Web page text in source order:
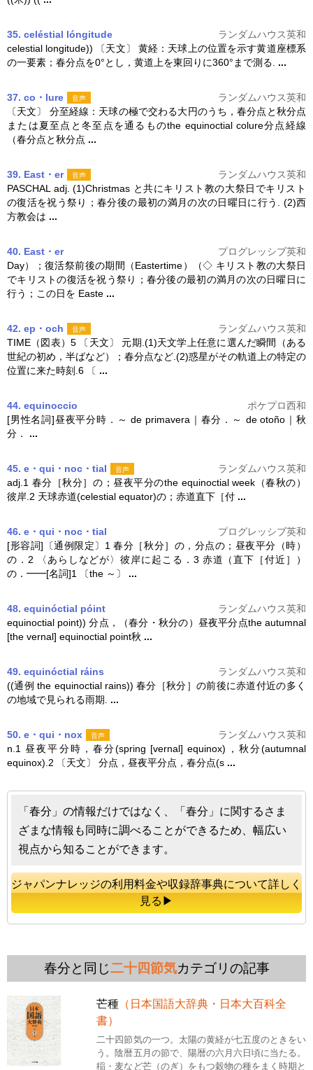
35. celéstial lóngitude
ランダムハウス英和
celestial longitude)) 〔天文〕 黄経：天球上の位置を示す黄道座標系
の一要素； 春分点を0°とし，黄道上を東回りに360°まで測る. ...
37. co・lure 音声
ランダムハウス英和
〔天文〕 分至経線：天球の極で交わる大円のうち，春分点と秋分点
または夏至点と冬至点を通るものthe equinoctial colure分点経線
（春分点と秋分点 ...
39. East・er 音声
ランダムハウス英和
PASCHAL adj. (1)Christmas と共にキリスト教の大祭日でキリスト
の復活を祝う祭り； 春分後の最初の満月の次の日曜日に行う. (2)西
方教会は ...
40. East・er
プログレッシブ英和
Day）；復活祭前後の期間（Eastertime）（◇ キリスト教の大祭日
でキリストの復活を祝う祭り； 春分後の最初の満月の次の日曜日に
行う；この日を Easte ...
42. ep・och 音声
ランダムハウス英和
TIME（図表）5 〔天文〕 元期.(1)天文学上任意に選んだ瞬間（ある
世紀の初め，半ばなど）； 春分点など.(2)惑星がその軌道上の特定の
位置に来た時刻.6 〔 ...
44. equinoccio
ポケプロ西和
[男性名詞]昼夜平分時．～ de primavera｜ 春分 ．～ de otoño｜秋
分． ...
45. e・qui・noc・tial 音声
ランダムハウス英和
adj.1 春分 ［秋分］の；昼夜平分のthe equinoctial week（春秋の）
彼岸.2 天球赤道(celestial equator)の；赤道直下［付 ...
46. e・qui・noc・tial
プログレッシブ英和
[形容詞]〔通例限定〕1春分 ［秋分］の，分点の；昼夜平分（時）
の．2 〈あらしなどが〉彼岸に起こる．3 赤道（直下［付近］）
の．━━[名詞]1 〔the ～〕 ...
48. equinóctial póint
ランダムハウス英和
equinoctial point)) 分点，（春分 ・秋分の）昼夜平分点the autumnal
[the vernal] equinoctial point秋 ...
49. equinóctial ráins
ランダムハウス英和
((通例 the equinoctial rains))春分 ［秋分］の前後に赤道付近の多く
の地域で見られる雨期. ...
50. e・qui・nox 音声
ランダムハウス英和
n.1 昼夜平分時， 春分(spring [vernal] equinox)，秋分(autumnal
equinox).2 〔天文〕 分点，昼夜平分点， 春分点(s ...
「春分」の情報だけではなく、「春分」に関するさま
ざまな情報も同時に調べることができるため、幅広い
視点から知ることができます。
ジャパンナレッジの利用料金や収録辞事典について詳しく
見る▶
春分と同じ二十四節気カテゴリの記事
芒種 （日本国語大辞典・日本大百科全
書）
二十四節気の一つ。太陽の黄経が七五度のときをい
う。陰暦五月の節で、陽暦の六月六日頃に当たる。
稲・麦など芒（のぎ）をもつ穀物の種をまく時期と